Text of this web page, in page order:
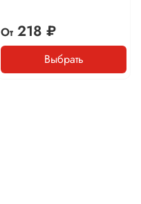
От218 ₽
Выбрать